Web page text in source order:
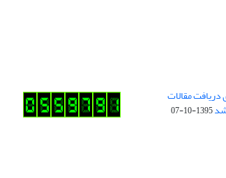
مقالات
1395-10-07